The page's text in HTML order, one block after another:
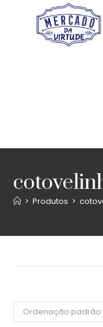
> Produtos >
Ordenação padrão